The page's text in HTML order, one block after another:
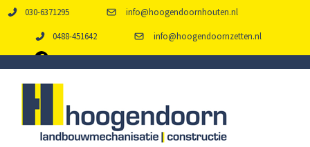
030-6371295 info@hoogendoornhouten.nl
0488-451642 info@hoogendoornzetten.nl